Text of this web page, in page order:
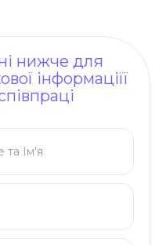
нижче для
інформаціїї